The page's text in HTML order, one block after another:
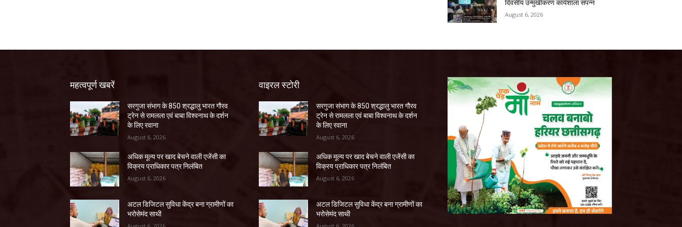
दिवसीय उन्मुखीकरण कार्यशाला संपन्न
August 6, 2026
महत्वपूर्ण खबरें
सरगुजा संभाग के 850 श्रद्धालु भारत गौरव
ट्रेन से रामलला एवं बाबा विश्वनाथ के दर्शन
के लिए रवाना
August 6, 2026
अधिक मूल्य पर खाद बेचने वाली एजेंसी का
विक्रय प्राधिकार पत्र निलंबित
August 6, 2026
अटल डिजिटल सुविधा केंद्र बना ग्रामीणों का
भरोसेमंद साथी
वाइरल स्टोरी
सरगुजा संभाग के 850 श्रद्धालु भारत गौरव
ट्रेन से रामलला एवं बाबा विश्वनाथ के दर्शन
के लिए रवाना
August 6, 2026
अधिक मूल्य पर खाद बेचने वाली एजेंसी का
विक्रय प्राधिकार पत्र निलंबित
August 6, 2026
अटल डिजिटल सुविधा केंद्र बना ग्रामीणों का
भरोसेमंद साथी